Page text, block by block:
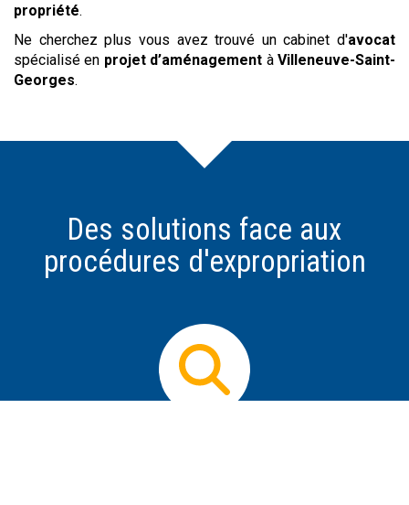
propriété.
Ne cherchez plus vous avez trouvé un cabinet d'avocat
spécialisé en projet d’aménagement àVilleneuve-Saint-
Georges.
Des solutions face aux
procédures d'expropriation